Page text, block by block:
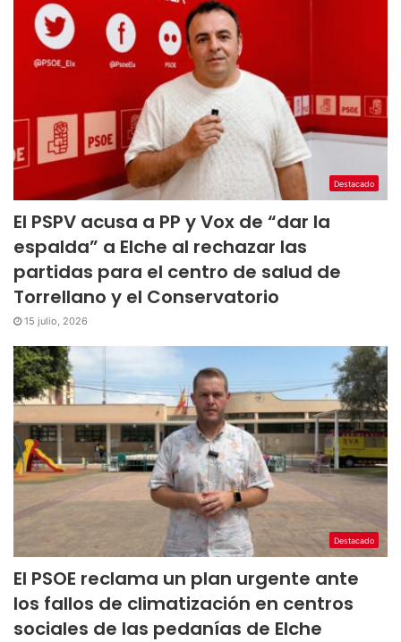
Destacado
El PSPV acusa a PP y Vox de “dar la
espalda” a Elche al rechazar las
partidas para el centro de salud de
Torrellano y el Conservatorio
15 julio, 2026
Destacado
El PSOE reclama un plan urgente ante
los fallos de climatización en centros
sociales de las pedanías de Elche